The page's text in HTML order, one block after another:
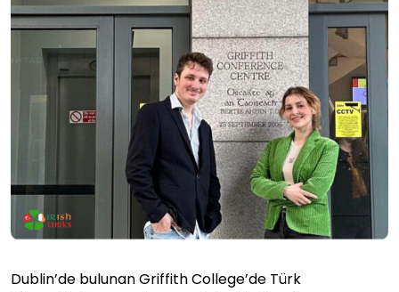
Dublin’de bulunan Griffith College’de Türk